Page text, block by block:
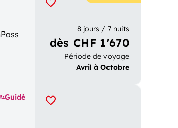
8 jours / 7 nuits
dès CHF 1'670
Période de voyage
Avril à Octobre
Guidé